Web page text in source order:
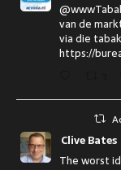
van de
via die
https://
Clive Bates
The worst